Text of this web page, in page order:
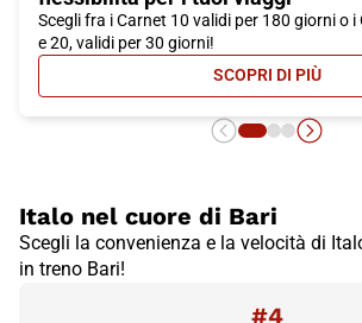
Scegli fra i Carnet 10 validi per 180 giorni o i
e 20, validi per 30 giorni!
SCOPRI DI PIÙ
- CARNET
Italo nel cuore di Bari
Scegli la convenienza e la velocità di
in treno Bari!
#4